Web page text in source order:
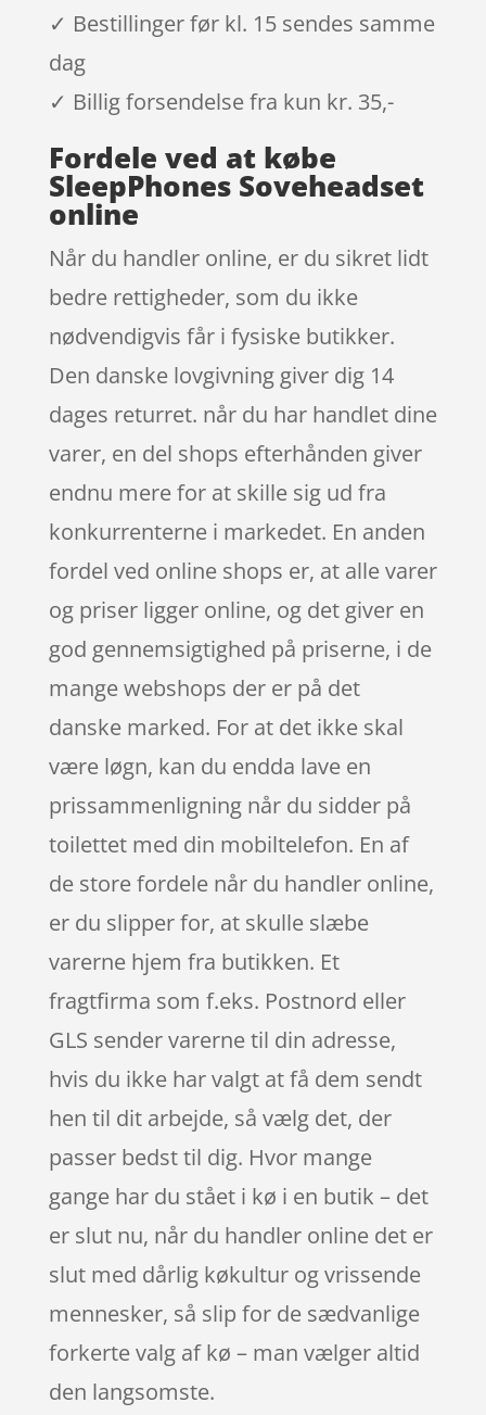
✓ Bestillinger før kl. 15 sendes samme
dag
✓ Billig forsendelse fra kun kr. 35,-
Fordele ved at købe
SleepPhones Soveheadset
online
Når du handler online, er du sikret lidt
bedre rettigheder, som du ikke
nødvendigvis får i fysiske butikker.
Den danske lovgivning giver dig 14
dages returret. når du har handlet dine
varer, en del shops efterhånden giver
endnu mere for at skille sig ud fra
konkurrenterne i markedet. En anden
fordel ved online shops er, at alle varer
og priser ligger online, og det giver en
god gennemsigtighed på priserne, i de
mange webshops der er på det
danske marked. For at det ikke skal
være løgn, kan du endda lave en
prissammenligning når du sidder på
toilettet med din mobiltelefon. En af
de store fordele når du handler online,
er du slipper for, at skulle slæbe
varerne hjem fra butikken. Et
fragtfirma som f.eks. Postnord eller
GLS sender varerne til din adresse,
hvis du ikke har valgt at få dem sendt
hen til dit arbejde, så vælg det, der
passer bedst til dig. Hvor mange
gange har du stået i kø i en butik – det
er slut nu, når du handler online det er
slut med dårlig køkultur og vrissende
mennesker, så slip for de sædvanlige
forkerte valg af kø – man vælger altid
den langsomste.